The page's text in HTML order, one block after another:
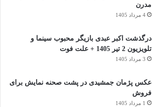
مدرن
4 مرداد 1405
درگذشت اکبر عبدی بازیگر محبوب سینما و
تلویزیون 2 تیر 1405 + علت فوت
3 مرداد 1405
عکس پژمان جمشیدی در پشت صحنه نمایش برای
فروش
1 مرداد 1405